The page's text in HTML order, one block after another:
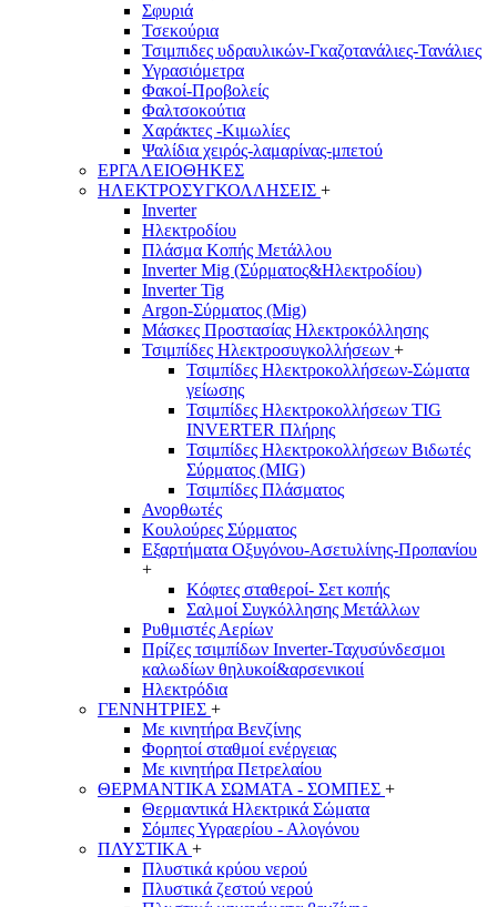
Σφυριά
Τσεκούρια
Τσιμπιδες υδραυλικών-Γκαζοτανάλιες-Τανάλιες
Υγρασιόμετρα
Φακοί-Προβολείς
Φαλτσοκούτια
Χαράκτες -Κιμωλίες
Ψαλίδια χειρός-λαμαρίνας-μπετού
ΕΡΓΑΛΕΙΟΘΗΚΕΣ
ΗΛΕΚΤΡΟΣΥΓΚΟΛΛΗΣΕΙΣ +
Inverter
Ηλεκτροδίου
Πλάσμα Κοπής Μετάλλου
Inverter Mig (Σύρματος&Ηλεκτροδίου)
Inverter Tig
Argon-Σύρματος (Mig)
Μάσκες Προστασίας Ηλεκτροκόλλησης
Τσιμπίδες Ηλεκτροσυγκολλήσεων +
Τσιμπίδες Ηλεκτροκολλήσεων-Σώματα
γείωσης
Τσιμπίδες Ηλεκτροκολλήσεων TIG
INVERTER Πλήρης
Τσιμπίδες Ηλεκτροκολλήσεων Βιδωτές
Σύρματος (MIG)
Τσιμπίδες Πλάσματος
Ανορθωτές
Κουλούρες Σύρματος
Εξαρτήματα Οξυγόνου-Ασετυλίνης-Προπανίου
+
Κόφτες σταθεροί- Σετ κοπής
Σαλμοί Συγκόλλησης Μετάλλων
Ρυθμιστές Αερίων
Πρίζες τσιμπίδων Inverter-Ταχυσύνδεσμοι
καλωδίων θηλυκοί&αρσενικοιί
Ηλεκτρόδια
ΓΕΝΝΗΤΡΙΕΣ +
Με κινητήρα Βενζίνης
Φορητοί σταθμοί ενέργειας
Με κινητήρα Πετρελαίου
ΘΕΡΜΑΝΤΙΚΑ ΣΩΜΑΤΑ - ΣΟΜΠΕΣ +
Θερμαντικά Ηλεκτρικά Σώματα
Σόμπες Υγραερίου - Αλογόνου
ΠΛΥΣΤΙΚΑ +
Πλυστικά κρύου νερού
Πλυστικά ζεστού νερού